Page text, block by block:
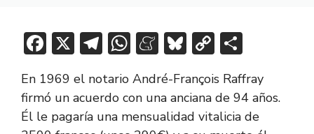
F
e
b
X T
e
gr
W
at
s
M
e
n
e
Bl
e
sk
C
p
y
m
p
En 1969 el notario André-François Raffray
firmó un acuerdo con una anciana de 94 años.
Él le pagaría una mensualidad vitalicia de